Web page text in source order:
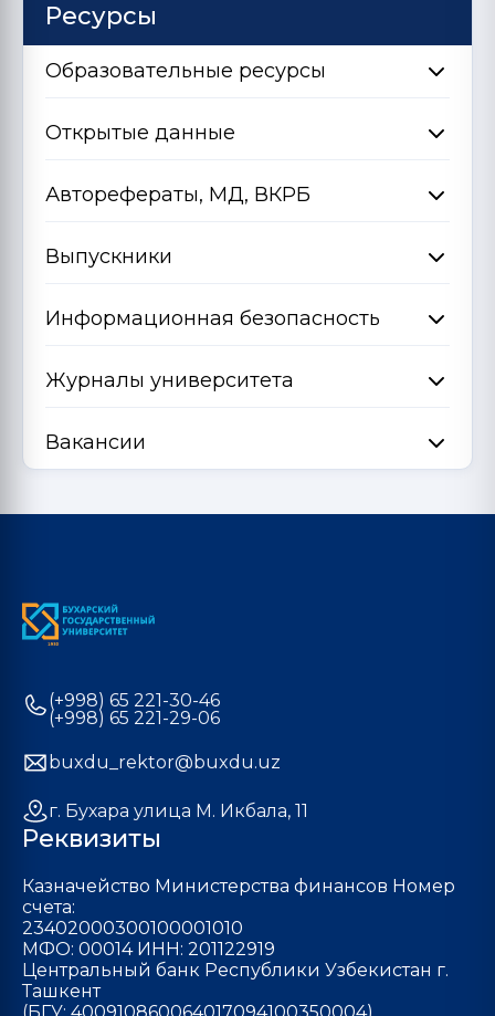
Ресурсы
Образовательные ресурсы
Открытые данные
Авторефераты, МД, ВКРБ
Выпускники
Информационная безопасность
Журналы университета
Вакансии
(+998) 65 221-30-46
(+998) 65 221-29-06
buxdu_rektor@buxdu.uz
г. Бухара улица М. Икбала, 11
Реквизиты
Казначейство Министерства финансов Номер
счета:
23402000300100001010
МФО: 00014 ИНН: 201122919
Центральный банк Республики Узбекистан г.
Ташкент